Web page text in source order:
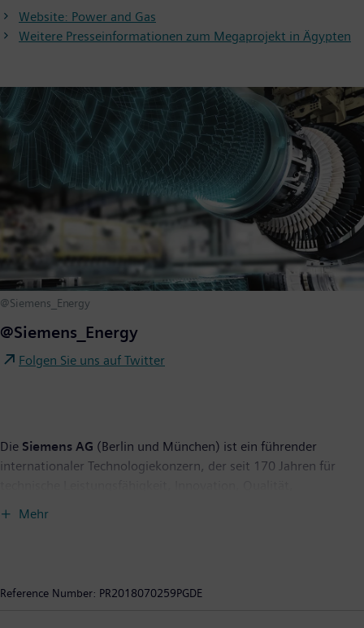
Website: Power and Gas
Weitere Presseinformationen zum Megaprojekt in Ägypten
@Siemens_Energy
@Siemens_Energy
Folgen Sie uns auf Twitter
Die Siemens AG (Berlin und München) ist ein führender
internationaler Technologiekonzern, der seit 170 Jahren für
Mehr
Reference Number: PR2018070259PGDE